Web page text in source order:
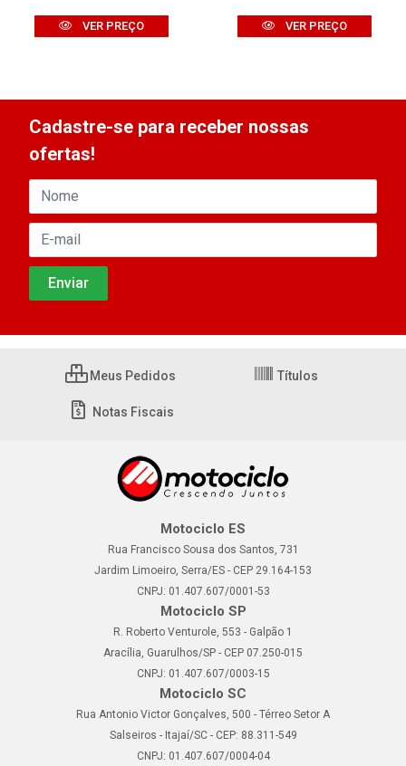
VER PREÇO VER PREÇO
Cadastre-se para receber nossas
ofertas!
Meus Pedidos Títulos
Notas Fiscais
Motociclo ES
Rua Francisco Sousa dos Santos, 731
Jardim Limoeiro, Serra/ES - CEP 29.164-153
CNPJ: 01.407.607/0001-53
Motociclo SP
R. Roberto Venturole, 553 - Galpão 1
Aracília, Guarulhos/SP - CEP 07.250-015
CNPJ: 01.407.607/0003-15
Motociclo SC
Rua Antonio Victor Gonçalves, 500 - Térreo Setor A
Salseiros - Itajaí/SC - CEP: 88.311-549
CNPJ: 01.407.607/0004-04